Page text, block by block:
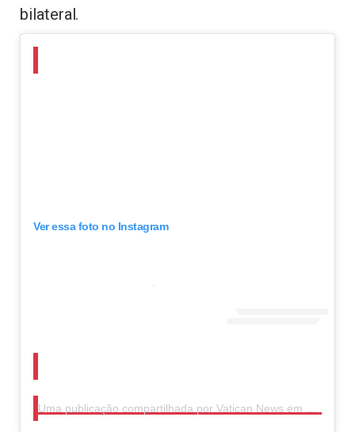
bilateral.
Ver essa foto no Instagram